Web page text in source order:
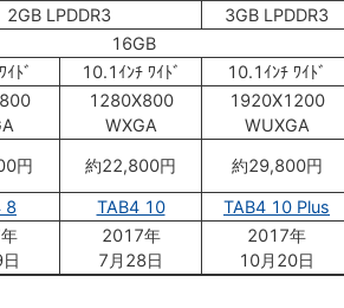
2GB LPDDR3
3GB LPDDR3
16GB
ﾄﾞ 10.1ｲﾝﾁ ﾜｲﾄﾞ
10.1ｲﾝﾁ ﾜｲﾄﾞ
1280X800
WXGA
1920X1200
WUXGA
円 約22,800円 約29,800円
8 TAB4 10
TAB4 10 Plus
2017年
7月28日
2017年
10月20日